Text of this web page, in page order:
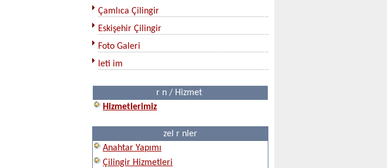
Çamlıca Çilingir
Eskişehir Çilingir
Foto Galeri
leti im
r n / Hizmet
Hizmetlerimiz
zel r nler
Anahtar Yapımı
Çilingir Hizmetleri